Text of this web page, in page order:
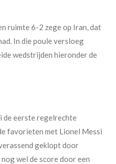
ruimte 6-2 zege op Iran, dat
In die poule versloeg
wedstrijden hieronder de
de eerste regelrechte
favorieten met Lionel Messi
geklopt door
wel de score door een